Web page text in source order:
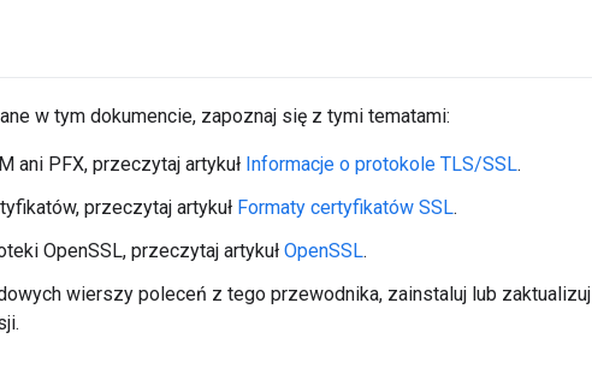
w tym dokumencie, zapoznaj się z tymi tematami:
ani PFX, przeczytaj artykuł Informacje o protokole TLS/SSL.
przeczytaj artykuł Formaty certyfikatów SSL.
OpenSSL, przeczytaj artykuł OpenSSL.
wierszy poleceń z tego przewodnika, zainstaluj lub zaktualizuj